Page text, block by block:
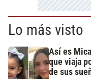
Lo más visto
Así es
que viaja
de sus